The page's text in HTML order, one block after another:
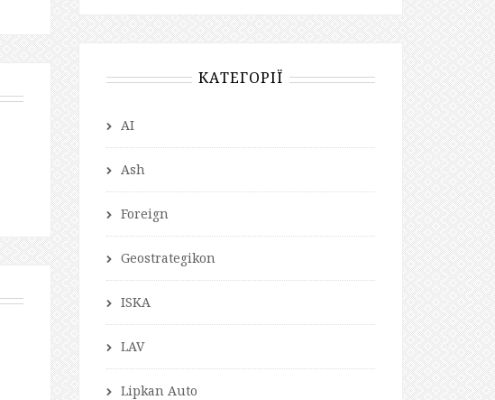
КАТЕГОРІЇ
AI
Ash
Foreign
Geostrategikon
ISKA
LAV
Lipkan Auto